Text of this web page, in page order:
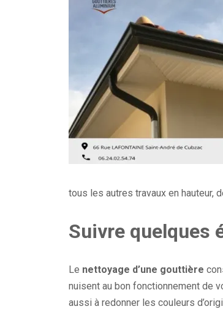
tous les autres travaux en hauteur,
Suivre quelques
Le nettoyage d’une gouttière
nuisent au bon fonctionnement de
aussi à redonner les couleurs